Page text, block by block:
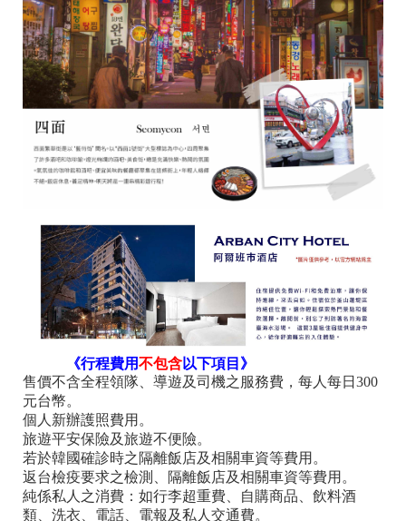
《行程費用不包含以下項目》
售價不含全程領隊、導遊及司機之服務費，每人每日300
元台幣。
個人新辦護照費用。
旅遊平安保險及旅遊不便險。
若於韓國確診時之隔離飯店及相關車資等費用。
返台檢疫要求之檢測、隔離飯店及相關車資等費用。
純係私人之消費：如行李超重費、自購商品、飲料酒
類、洗衣、電話、電報及私人交通費。